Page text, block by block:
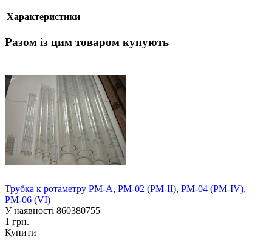
Характеристики
Разом із цим товаром купують
Трубка к ротаметру РМ-А, РМ-02 (РМ-II), РМ-04 (РМ-IV),
РМ-06 (VI)
У наявності 860380755
1 грн.
Купити